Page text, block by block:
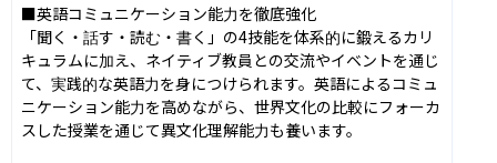
■英語コミュニケーション能力を徹底強化
「聞く・話す・読む・書く」の4技能を体系的に鍛えるカリ
キュラムに加え、ネイティブ教員との交流やイベントを通じ
て、実践的な英語力を身につけられます。英語によるコミュ
ニケーション能力を高めながら、世界文化の比較にフォーカ
スした授業を通じて異文化理解能力も養います。